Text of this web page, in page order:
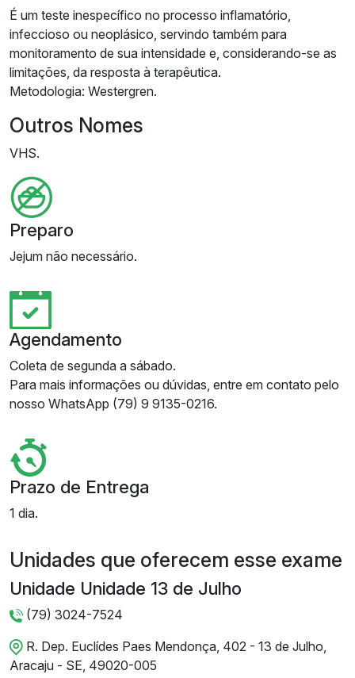
É um teste inespecífico no processo inflamatório,
infeccioso ou neoplásico, servindo também para
monitoramento de sua intensidade e, considerando-se as
limitações, da resposta à terapêutica.
Metodologia: Westergren.
Outros Nomes
VHS.
Preparo
Jejum não necessário.
Agendamento
Coleta de segunda a sábado.
Para mais informações ou dúvidas, entre em contato pelo
nosso WhatsApp (79) 9 9135-0216.
Prazo de Entrega
1 dia.
Unidades que oferecem esse exame
Unidade Unidade 13 de Julho
(79) 3024-7524
R. Dep. Euclídes Paes Mendonça, 402 - 13 de Julho,
Aracaju - SE, 49020-005